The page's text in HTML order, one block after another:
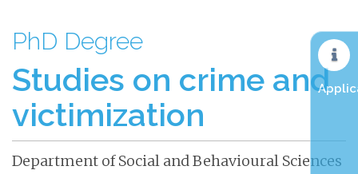
PhD Degree
Studies on crime and
victimization
Department of Social and Behavioural Sciences